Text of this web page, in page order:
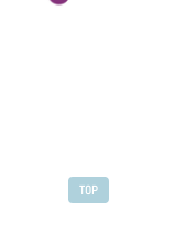
TOP